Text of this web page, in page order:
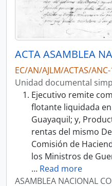
EC/AN/AJLM/ACTAS/
Unidad documental
Ejecutivo remite
flotante liquidada
Guayaquil; y,
rentas del mismo
Comisión de
los Ministros de
… Read more
ASAMBLEA NACIONAL